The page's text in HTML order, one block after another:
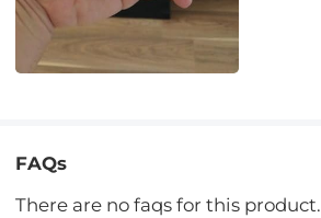
FAQs
There are no faqs for this product.